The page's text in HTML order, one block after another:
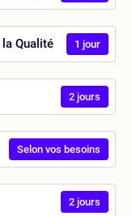
la Qualité 1 jour
2 jours
Selon vos besoins
2 jours